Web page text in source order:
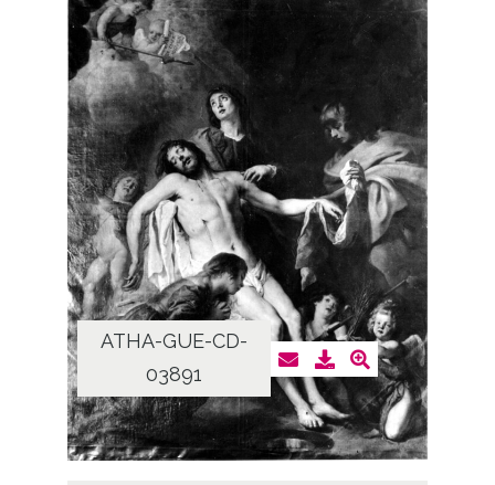
ATHA-GUE-CD-
03891